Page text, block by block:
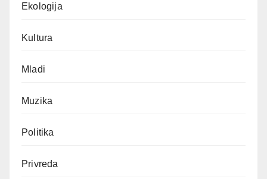
Ekologija
Kultura
Mladi
Muzika
Politika
Privreda